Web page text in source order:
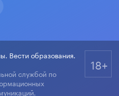
Вести образования.
службой по
18+